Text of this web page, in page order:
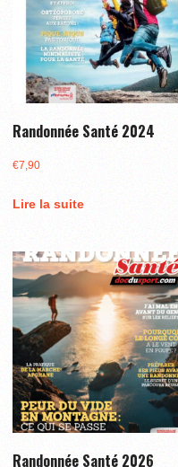
Randonnée Santé 2024
€7,90
Lire la suite
Randonnée Santé 2026